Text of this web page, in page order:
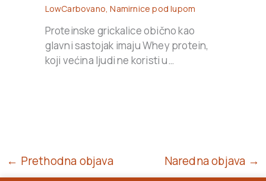
LowCarbovano,Namirnice pod lupom
Proteinske grickalice obično kao
glavni sastojak imaju Whey protein,
koji većina ljudi ne koristi u…
← Prethodna objava Naredna objava →